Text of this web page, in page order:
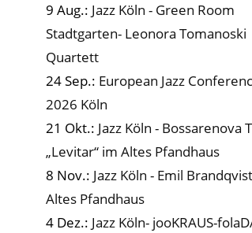
9 Aug.: Jazz Köln - Green Room
Stadtgarten- Leonora Tomanoski
Quartett
24 Sep.: European Jazz
2026 Köln
21 Okt.: Jazz Köln - Bossarenova
„Levitar“ im Altes Pfandhaus
8 Nov.: Jazz Köln - Emil
Altes Pfandhaus
4 Dez.: Jazz Köln- jooKRAUS-